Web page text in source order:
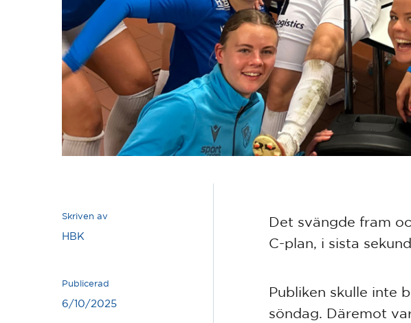
Skriven av
HBK
Publicerad
6/10/2025
Det svängde fram
C-plan, i sista
Publiken skulle inte
söndag. Däremot